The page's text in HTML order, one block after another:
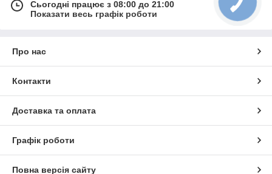
Сьогодні працює з 08:00 до 21:00
Показати весь графік роботи
Про нас
Контакти
Доставка та оплата
Графік роботи
Повна версія сайту